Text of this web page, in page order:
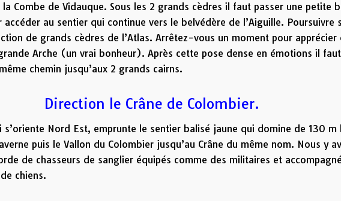
Combe de Vidauque. Sous les 2 grands cèdres il faut passer une petite
accéder au sentier qui continue vers le belvédère de l’Aiguille. Poursuivre
de grands cèdres de l’Atlas. Arrêtez-vous un moment pour apprécier
Arche (un vrai bonheur). Après cette pose dense en émotions il faut
chemin jusqu’aux 2 grands cairns.
Direction le Crâne de Colombier.
s’oriente Nord Est, emprunte le sentier balisé jaune qui domine de 130 m
puis le Vallon du Colombier jusqu’au Crâne du même nom. Nous y
de chasseurs de sanglier équipés comme des militaires et
chiens.